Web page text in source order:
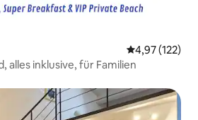
4,97 (122)
alles inklusive, für Familien